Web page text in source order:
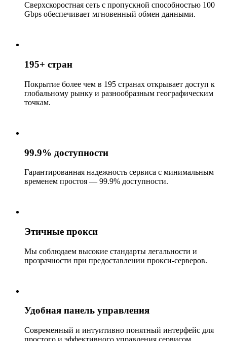
Сверхскоростная сеть с пропускной способностью 100
Gbps обеспечивает мгновенный обмен данными.
195+ стран
Покрытие более чем в 195 странах открывает доступ к
глобальному рынку и разнообразным географическим
точкам.
99.9% доступности
Гарантированная надежность сервиса с минимальным
временем простоя — 99.9% доступности.
Этичные прокси
Мы соблюдаем высокие стандарты легальности и
прозрачности при предоставлении прокси-серверов.
Удобная панель управления
Современный и интуитивно понятный интерфейс для